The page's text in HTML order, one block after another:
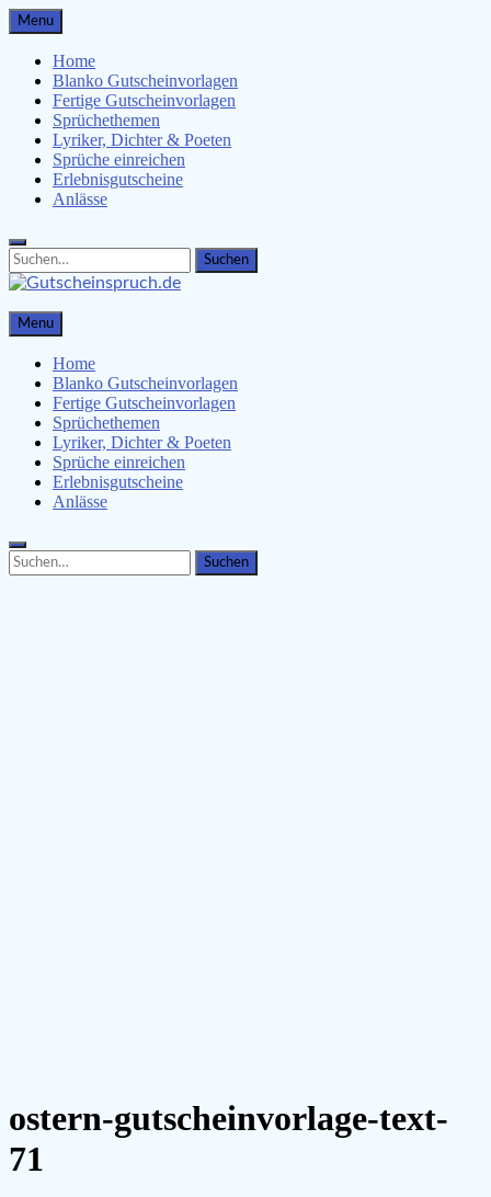
Skip
to
content
Menu
Home
Blanko Gutscheinvorlagen
Fertige Gutscheinvorlagen
Sprüchethemen
Lyriker, Dichter & Poeten
Sprüche einreichen
Erlebnisgutscheine
Anlässe
Search
for:
Search
Gutscheinspruch.de
Gutscheinsprüche & Gutscheinvorlagen finden
Menu
Home
Blanko Gutscheinvorlagen
Fertige Gutscheinvorlagen
Sprüchethemen
Lyriker, Dichter & Poeten
Sprüche einreichen
Erlebnisgutscheine
Anlässe
Search
for:
Search
ostern-gutscheinvorlage-text-
71